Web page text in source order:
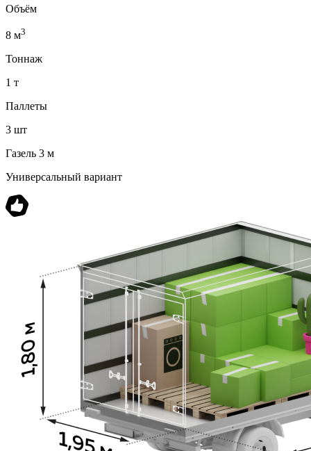
Объём
8 м3
Тоннаж
1 т
Паллеты
3 шт
Газель 3 м
Универсальный вариант